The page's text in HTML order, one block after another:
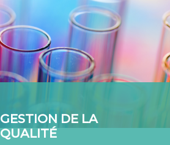
GESTION DE LA
QUALITÉ